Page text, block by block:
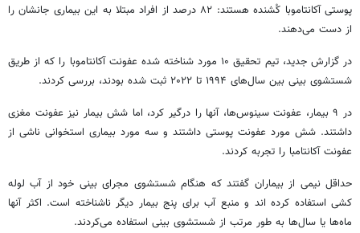
پوستیآکانتاموبا
کُشنده هستند: ۸۲ درصد از افراد مبتلا به این بیماری جانشان را
از دست می‌دهند.
در گزارش جدید، تیم تحقیق ۱۰ مورد شناخته شده عفونت
آکانتاموبا را که از طریق
شستشوی بینی بین سال‌های ۱۹۹۴ تا ۲۰۲۲ ثبت شده بودند، بررسی کردند.
در ۹ بیمار، عفونت سینوس‌ها، آنها را درگیر کرد، اما شش بیمار نیز عفونت مغزی
داشتند. شش مورد عفونت پوستی داشتند و سه مورد بیماری استخوانی ناشی از
عفونتآکانتامبا را تجربه کردند.
حداقل نیمی از بیماران گفتند که هنگام شستشوی مجرای بینی خود از آب لوله
کشی استفاده کرده اند و منبع آب برای پنج بیمار دیگر ناشناخته است. اکثر آنها
ماه‌ها یا سال‌ها به طور مرتب از شستشوی بینی استفاده می‌کردند.